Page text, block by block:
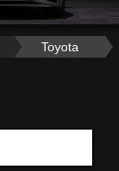
› Toyota
›